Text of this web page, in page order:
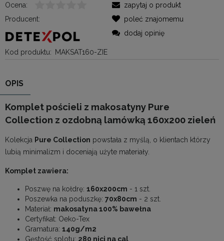
Ocena:
Producent:
Kod produktu: MAKSAT160-ZIE
zapytaj o produkt
poleć znajomemu
dodaj opinię
OPIS
Komplet pościeli z makosatyny Pure
Collection z ozdobną lamówką 160x200 zieleń
Kolekcja Pure Collection powstała z myślą, o klientach którzy
lubią minimalizm i doceniają użyte materiały.
Komplet zawiera:
Poszwę na kołdrę: 160x200cm - 1 szt.
Poszewka na poduszkę: 70x80cm - 2 szt.
Materiał: makosatyna 100% bawełna
Certyfikat: Oeko-Tex
Gramatura: 140g/m2
Gęstość splotu: 280 nici na cal